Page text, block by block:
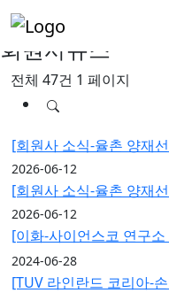
회원사뉴스
전체 47건 1 페이지
[회원사 소식-율촌 양재
2026-06-12
[회원사 소식-율촌 양재
2026-06-12
[이화-사이언스코 연구
2024-06-28
[TUV 라인란드 코리아-